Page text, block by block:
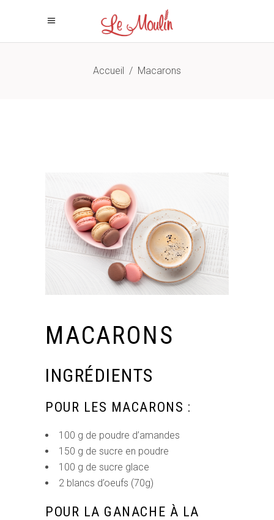
Accueil / Macarons
MACARONS
INGRÉDIENTS
POUR LES MACARONS :
100 g de poudre d’amandes
150 g de sucre en poudre
100 g de sucre glace
2 blancs d’oeufs (70g)
POUR LA GANACHE À LA